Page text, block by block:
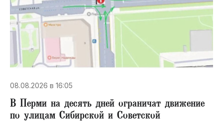
08.08.2026 в 16:05
В Перми на десять дней ограничат движение
по улицам Сибирской и Советской